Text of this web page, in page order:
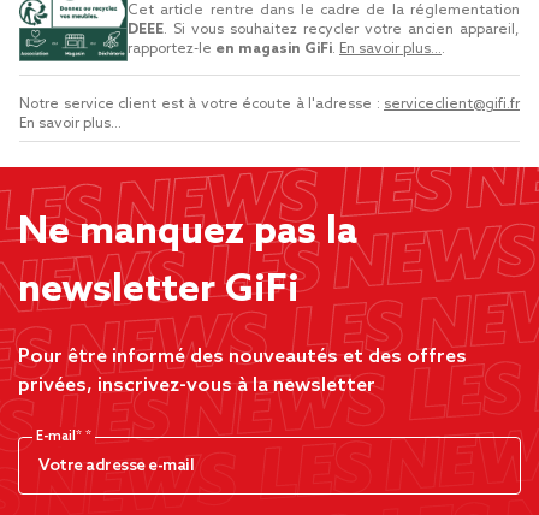
Cet article rentre dans le cadre de la réglementation
DEEE. Si vous souhaitez recycler votre ancien appareil,
rapportez-le en magasin GiFi. En savoir plus....
Notre service client est à votre écoute à l'adresse : serviceclient@gifi.fr
En savoir plus...
Ne manquez pas la
newsletter GiFi
Pour être informé des nouveautés et des offres
privées, inscrivez-vous à la newsletter
E-mail*